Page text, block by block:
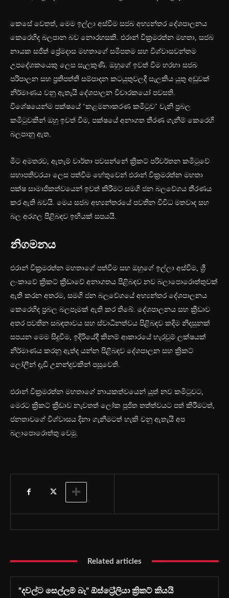
කෙසේ වෙතත්, මෙම ඉල්ලා අස්වීම සජබ අභ්‍යන්තර දේශපාලනය
කෙරෙහිද බලපාන බව නොරහසකි. එරාන් වික්‍රමරත්න මහතා, සජබ
නායක සජිත් ප්‍රේමදාස මහතාගේ සමීපතම සහ විශ්වාසවන්තම
උපදේශකයෙකු ලෙස සැලකුණි. ඔහුගේ ඉවත් වීම හරහා සජබ
පරිපාලන සහ ප්‍රතිපත්ති සම්පාදන කටයුතුවලදී සැලකිය යුතු අඩුවක්
නිර්මාණය වනු ඇතැයි දේශපාලන විචාරකයෝ පවසති.
විශේෂයෙන්ම පක්ෂයේ ‘කළමනාකරණ කමිටුව’ වැනි ප්‍රබල
කමිටුවකින් ඔහු ඉවත් වීම, පක්ෂයේ අනාගත තීරණ ගැනීම් කෙරෙහි
බලපානු ඇත.
මීට අමතරව, ඇතැම් වාර්තා පවසන්නේ ක්‍රිකට් පරිවර්තන කමිටුවේ
සභාපතිවරයා ලෙස පත්වීම හේතුවෙන් එරාන් වික්‍රමරත්න මහතා
පක්ෂ සාමාජිකත්වයෙන් ඉවත් කිරීමට සමගි ජන බලවේගය තීරණය
කර ඇති බවයි. මෙය සජබ අභ්‍යන්තරයේ පවතින විවිධ මතවාද සහ
බල අරගල පිළිබඳව ඉඟියක් සපයයි.
නිගමනය
එරාන් වික්‍රමරත්න මහතාගේ පත්වීම සහ ඔහුගේ ඉල්ලා අස්වීම, ශ්‍රී
ලංකාවේ ක්‍රිකට් ක්‍රීඩාවේ අනාගතය පිළිබඳව නව බලාපොරොත්තුවක්
ඇති කරන අතරම, සමගි ජන බලවේගයේ අභ්‍යන්තර දේශපාලනය
කෙරෙහිද ප්‍රබල බලපෑමක් ඇති කර තිබේ. දේශපාලනය සහ ක්‍රීඩාව
අතර පවතින සබඳතාවය සහ ස්වාධීනත්වය පිළිබඳව කදිම නිදසුනක්
සපයන මෙම සිදුවීම, ඉදිරියේදී කිනම් ආකාරයේ හැරවුම් ලක්ෂයක්
නිර්මාණය කරනු ඇත්ද යන්න පිළිබඳව දේශපාලන සහ ක්‍රිකට්
ලෝලීන් දැඩි උනන්දුවකින් පසුවෙති.
එරාන් වික්‍රමරත්න මහතාගේ නායකත්වයෙන් යුත් නව කමිටුවට,
මෙරට ක්‍රිකට් ක්‍රීඩාව නැවතත් ලෝක පූජිත තත්ත්වයට පත් කිරීමටත්,
ජනතාවගේ විශ්වාසය දිනා ගැනීමටත් හැකි වනු ඇතැයි අප
බලාපොරොත්තු වෙමු.
Related articles
“දවල්ට සෙල්ලම් බෑ” ඕස්ට්‍රේලියා ක්‍රිකට් කියයි